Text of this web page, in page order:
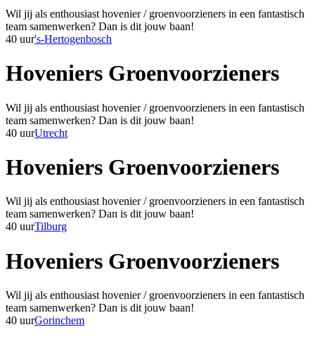
Wil jij als enthousiast hovenier / groenvoorzieners in een fantastisch
team samenwerken? Dan is dit jouw baan!
40 uur's-Hertogenbosch
Hoveniers Groenvoorzieners
Wil jij als enthousiast hovenier / groenvoorzieners in een fantastisch
team samenwerken? Dan is dit jouw baan!
40 uurUtrecht
Hoveniers Groenvoorzieners
Wil jij als enthousiast hovenier / groenvoorzieners in een fantastisch
team samenwerken? Dan is dit jouw baan!
40 uurTilburg
Hoveniers Groenvoorzieners
Wil jij als enthousiast hovenier / groenvoorzieners in een fantastisch
team samenwerken? Dan is dit jouw baan!
40 uurGorinchem